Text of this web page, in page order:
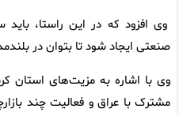
وی افزود که در این راستا،
صنعتی ایجاد شود تا بتوان در
مشترک با عراق و فعالیت چند